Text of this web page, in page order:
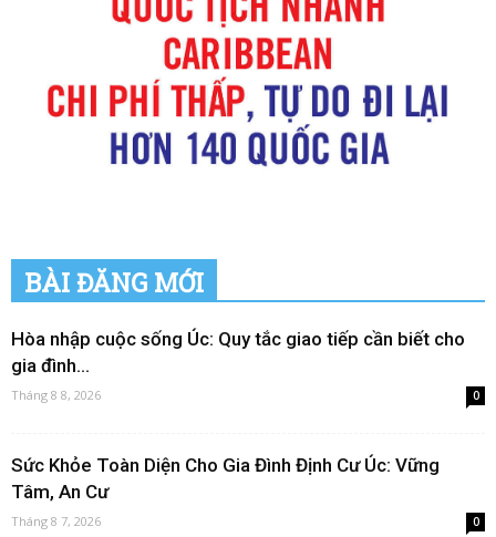
BÀI ĐĂNG MỚI
Hòa nhập cuộc sống Úc: Quy tắc giao tiếp cần biết cho
gia đình...
Tháng 8 8, 2026 0
Sức Khỏe Toàn Diện Cho Gia Đình Định Cư Úc: Vững
Tâm, An Cư
Tháng 8 7, 2026 0